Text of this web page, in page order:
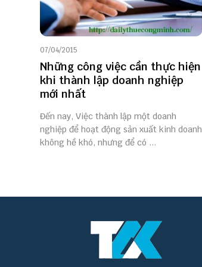
07/04/2015
Những công việc cần thực hiện
khi thành lập doanh nghiệp
mới nhất
Đến nay, Việc thành lập một doanh
nghiệp để hoạt động sản xuất kinh doanh
không hề khó, nhưng để có ...